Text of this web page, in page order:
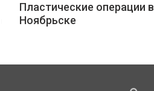
Пластические операции в
Ноябрьске